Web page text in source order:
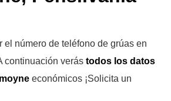
el número de teléfono de grúas en
continuación verás todos los datos
económicos ¡Solicita un